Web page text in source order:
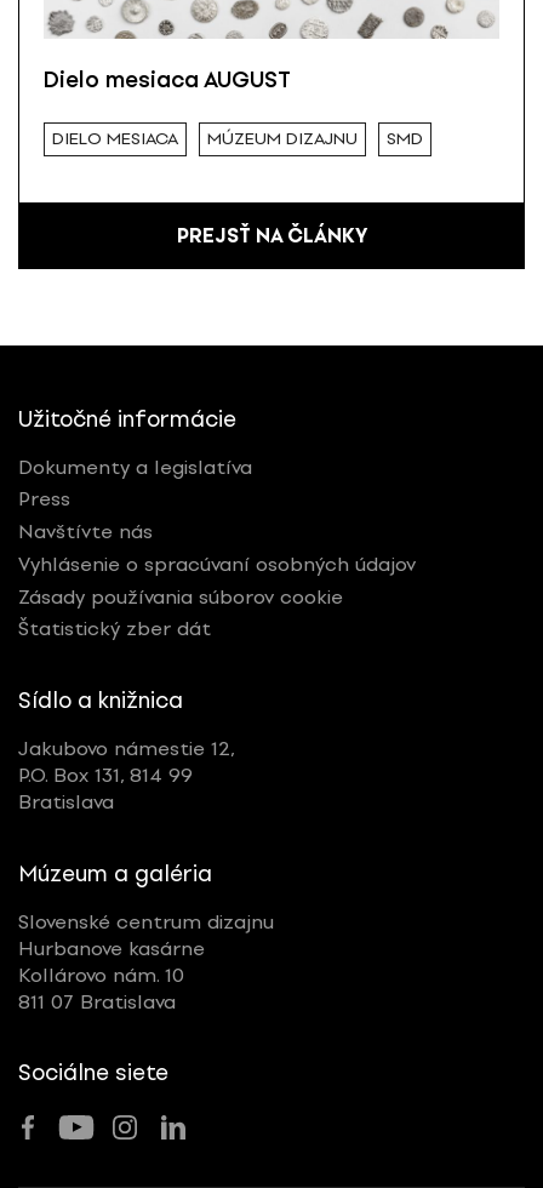
Dielo mesiaca AUGUST
DIELO MESIACA MÚZEUM DIZAJNU SMD
PREJSŤ NA ČLÁNKY
Užitočné informácie
Dokumenty a legislatíva
Press
Navštívte nás
Vyhlásenie o spracúvaní osobných údajov
Zásady používania súborov cookie
Štatistický zber dát
Sídlo a knižnica
Jakubovo námestie 12,
P.O. Box 131, 814 99
Bratislava
Múzeum a galéria
Slovenské centrum dizajnu
Hurbanove kasárne
Kollárovo nám. 10
811 07 Bratislava
Sociálne siete